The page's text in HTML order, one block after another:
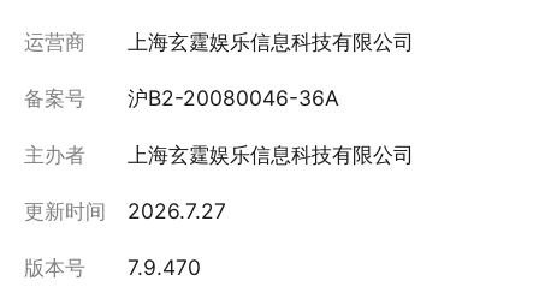
运营商 上海玄霆娱乐信息科技有限公司
备案号 沪B2-20080046-36A
主办者 上海玄霆娱乐信息科技有限公司
更新时间 2026.7.27
版本号 7.9.470